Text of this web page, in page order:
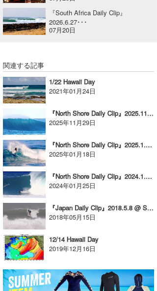
『South Africa Daily Clip』
2026.6.27･･･
07月20日
関連する記事
1/22 Hawaii Day
2021年01月24日
『North Shore Daily Clip』2025.11.27 @ Sunset Beach
2025年11月29日
『North Shore Daily Clip』2025.1.16 @ OTW
2025年01月18日
『North Shore Daily Clip』2024.1.22 @ PIPE & BACKDOOR
2024年01月25日
『Japan Daily Clip』2018.5.8 @ Shikoku vol.1
2018年05月15日
12/14 Hawaii Day
2019年12月16日
KY
MIN
OYZ
S.K
Soulman
VAGY
waka☆=
YUKI☆
たっちー
ハンマー
まっきー
三輪予報士
小川予報士